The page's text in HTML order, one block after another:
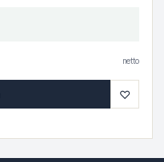
netto
♡